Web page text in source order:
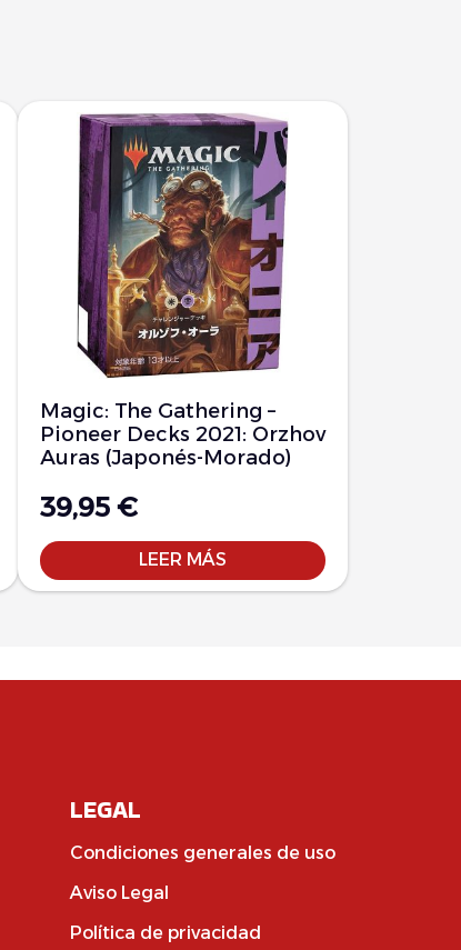
Magic: The Gathering –
Pioneer Decks 2021: Orzhov
Auras (Japonés-Morado)
39,95 €
LEER MÁS
LEGAL
Condiciones generales de uso
Aviso Legal
Política de privacidad